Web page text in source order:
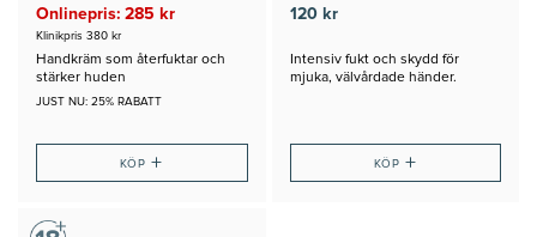
Onlinepris: 285 kr
Klinikpris 380 kr
Handkräm som återfuktar och
stärker huden
JUST NU: 25% RABATT
KÖP+
120 kr
Intensiv fukt och skydd för
mjuka, välvårdade händer.
KÖP +